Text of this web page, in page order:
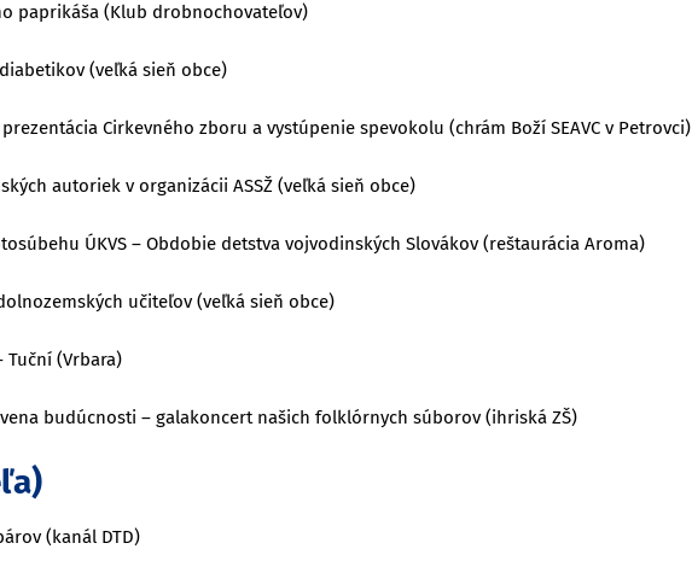
paprikáša (Klub drobnochovateľov)
(veľká sieň obce)
Cirkevného zboru a vystúpenie spevokolu (chrám Boží SEAVC v Petrovci)
autoriek v organizácii ASSŽ (veľká sieň obce)
ÚKVS – Obdobie detstva vojvodinských Slovákov (reštaurácia Aroma)
učiteľov (veľká sieň obce)
Tuční (Vrbara)
budúcnosti – galakoncert našich folklórnych súborov (ihriská ZŠ)
(kanál DTD)